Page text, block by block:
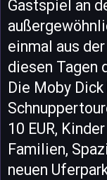
Gastspiel an
einmal aus
diesen Tagen
Die Moby
10 EUR,
Familien,
neuen